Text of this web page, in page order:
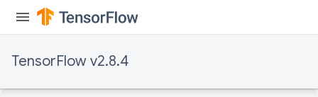
TensorFlow v2.8.4